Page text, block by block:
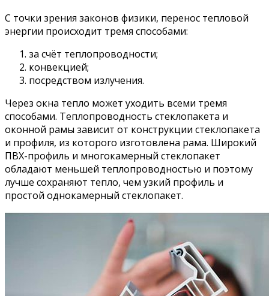
С точки зрения законов физики, перенос тепловой
энергии происходит тремя способами:
за счёт теплопроводности;
конвекцией;
посредством излучения.
Через окна тепло может уходить всеми тремя
способами. Теплопроводность стеклопакета и
оконной рамы зависит от конструкции стеклопакета
и профиля, из которого изготовлена рама. Широкий
ПВХ-профиль и многокамерный стеклопакет
обладают меньшей теплопроводностью и поэтому
лучше сохраняют тепло, чем узкий профиль и
простой однокамерный стеклопакет.